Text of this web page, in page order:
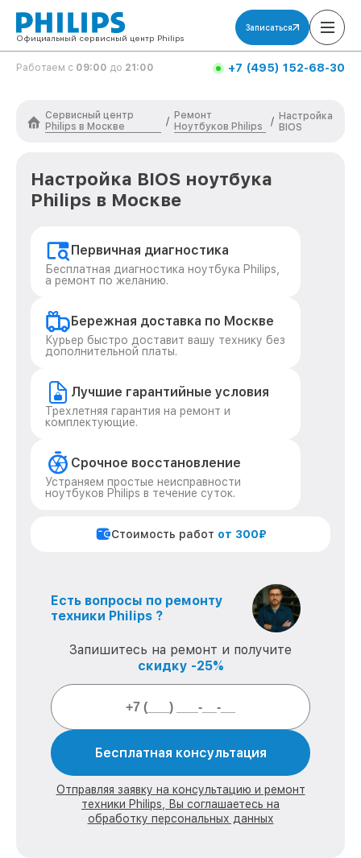
Официальный сервисный центр Philips
Записаться
Работаем с 09:00 до 21:00 +7 (495) 152-68-30
Сервисный центр
Philips в Москве
/
Ремонт
Ноутбуков Philips
/ Настройка
BIOS
Настройка BIOS ноутбука
Philips в Москве
Первичная диагностика
Бесплатная диагностика ноутбука Philips,
а ремонт по желанию.
Бережная доставка по Москве
Курьер быстро доставит вашу технику без
дополнительной платы.
Лучшие гарантийные условия
Трехлетняя гарантия на ремонт и
комплектующие.
Срочное восстановление
Устраняем простые неисправности
ноутбуков Philips в течение суток.
Стоимость работ от 300₽
Есть вопросы по ремонту
техники Philips ?
Запишитесь на ремонт и получите
скидку -25%
Бесплатная консультация
Отправляя заявку на консультацию и ремонт
техники Philips, Вы соглашаетесь на
обработку персональных данных